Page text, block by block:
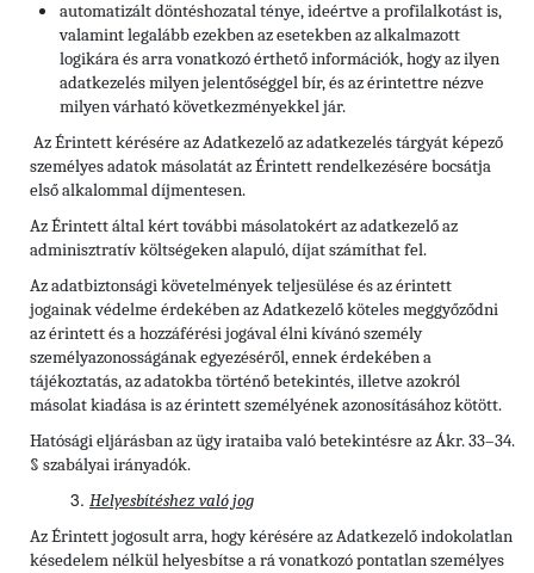
automatizált döntéshozatal ténye, ideértve a profilalkotást is,
valamint legalább ezekben az esetekben az alkalmazott
logikára és arra vonatkozó érthető információk, hogy az ilyen
adatkezelés milyen jelentőséggel bír, és az érintettre nézve
milyen várható következményekkel jár.
Az Érintett kérésére az Adatkezelő az adatkezelés tárgyát képező
személyes adatok másolatát az Érintett rendelkezésére bocsátja
első alkalommal díjmentesen.
Az Érintett által kért további másolatokért az adatkezelő az
adminisztratív költségeken alapuló, díjat számíthat fel.
Az adatbiztonsági követelmények teljesülése és az érintett
jogainak védelme érdekében az Adatkezelő köteles meggyőződni
az érintett és a hozzáférési jogával élni kívánó személy
személyazonosságának egyezéséről, ennek érdekében a
tájékoztatás, az adatokba történő betekintés, illetve azokról
másolat kiadása is az érintett személyének azonosításához kötött.
Hatósági eljárásban az ügy irataiba való betekintésre az Ákr. 33–34.
§ szabályai irányadók.
Helyesbítéshez való jog
Az Érintett jogosult arra, hogy kérésére az Adatkezelő indokolatlan
késedelem nélkül helyesbítse a rá vonatkozó pontatlan személyes